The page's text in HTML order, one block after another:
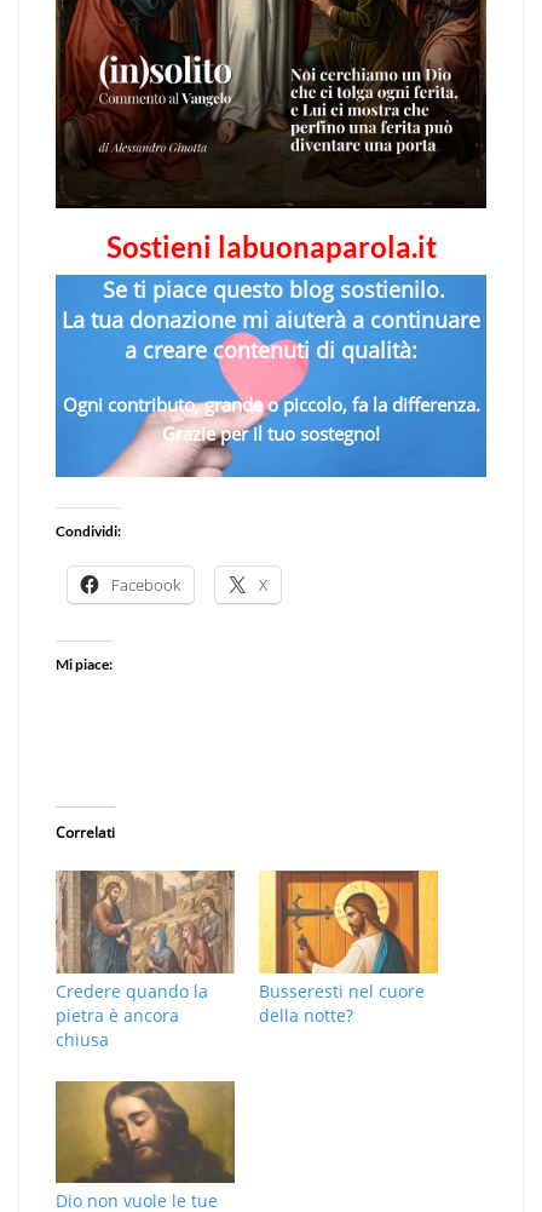
Sostieni labuonaparola.it
Se ti piace questo blog sostienilo.
La tua donazione mi aiuterà a continuare
a creare contenuti di qualità:
Ogni contributo, grande o piccolo, fa la differenza.
Grazie per il tuo sostegno!
Condividi:
Facebook X
Mi piace:
Correlati
Credere quando la
pietra è ancora
chiusa
Busseresti nel cuore
della notte?
Dio non vuole le tue